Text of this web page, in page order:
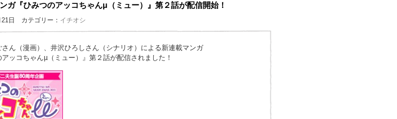
ガ『ひみつのアッコちゃんμ（ミュー）』第２話が配信開始！
21日 カテゴリー： イチオシ
さん（漫画）、井沢ひろしさん（シナリオ）による新連載マンガ
アッコちゃんμ（ミュー）』第２話が配信されました！